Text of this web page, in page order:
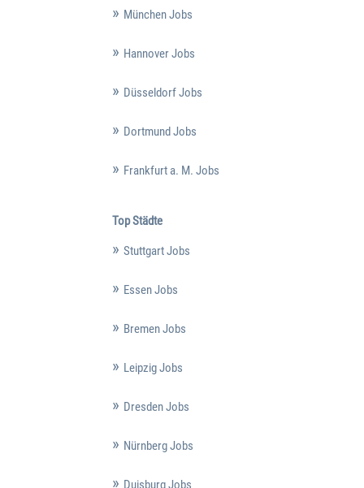
München Jobs
Hannover Jobs
Düsseldorf Jobs
Dortmund Jobs
Frankfurt a. M. Jobs
Top Städte
Stuttgart Jobs
Essen Jobs
Bremen Jobs
Leipzig Jobs
Dresden Jobs
Nürnberg Jobs